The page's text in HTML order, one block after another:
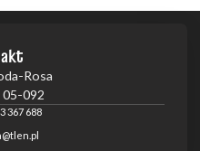
Rosa
05-092
367 688